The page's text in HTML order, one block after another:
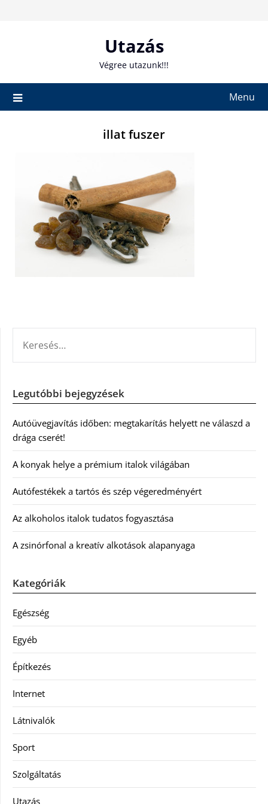
Utazás
Végree utazunk!!!
Menu
illat fuszer
Legutóbbi bejegyzések
Autóüvegjavítás időben: megtakarítás helyett ne válaszd a
drága cserét!
A konyak helye a prémium italok világában
Autófestékek a tartós és szép végeredményért
Az alkoholos italok tudatos fogyasztása
A zsinórfonal a kreatív alkotások alapanyaga
Kategóriák
Egészség
Egyéb
Építkezés
Internet
Látnivalók
Sport
Szolgáltatás
Utazás